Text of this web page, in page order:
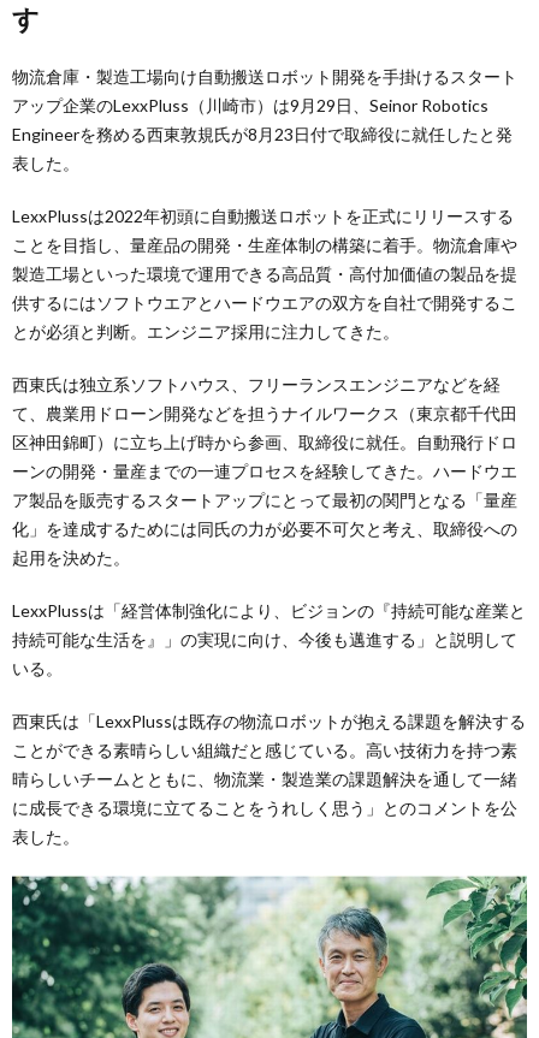
す
物流倉庫・製造工場向け自動搬送ロボット開発を手掛けるスタート
アップ企業のLexxPluss（川崎市）は9月29日、Seinor Robotics
Engineerを務める西東敦規氏が8月23日付で取締役に就任したと発
表した。
LexxPlussは2022年初頭に自動搬送ロボットを正式にリリースする
ことを目指し、量産品の開発・生産体制の構築に着手。物流倉庫や
製造工場といった環境で運用できる高品質・高付加価値の製品を提
供するにはソフトウエアとハードウエアの双方を自社で開発するこ
とが必須と判断。エンジニア採用に注力してきた。
西東氏は独立系ソフトハウス、フリーランスエンジニアなどを経
て、農業用ドローン開発などを担うナイルワークス（東京都千代田
区神田錦町）に立ち上げ時から参画、取締役に就任。自動飛行ドロ
ーンの開発・量産までの一連プロセスを経験してきた。ハードウエ
ア製品を販売するスタートアップにとって最初の関門となる「量産
化」を達成するためには同氏の力が必要不可欠と考え、取締役への
起用を決めた。
LexxPlussは「経営体制強化により、ビジョンの『持続可能な産業と
持続可能な生活を』」の実現に向け、今後も邁進する」と説明して
いる。
西東氏は「LexxPlussは既存の物流ロボットが抱える課題を解決する
ことができる素晴らしい組織だと感じている。高い技術力を持つ素
晴らしいチームとともに、物流業・製造業の課題解決を通して一緒
に成長できる環境に立てることをうれしく思う」とのコメントを公
表した。